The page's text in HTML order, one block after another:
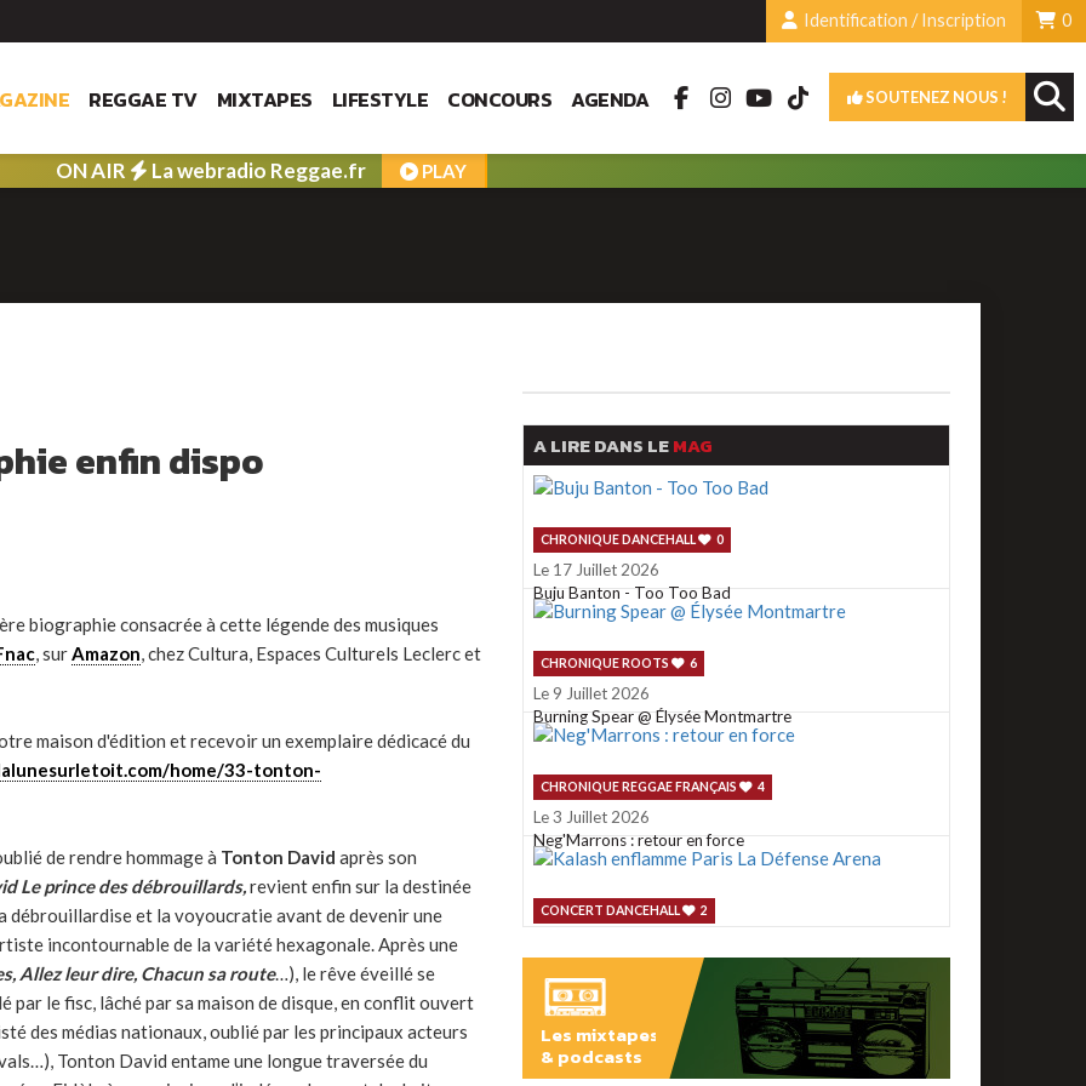
0
Identification / Inscription
REGGAE TV MIXTAPES LIFESTYLE CONCOURS AGENDA SOUTENEZ NOUS !
ON AIR La webradio Reggae.fr PLAY
enfin dispo
biographie consacrée à cette légende des musiques
, surAmazon, chez Cultura, Espaces Culturels Leclerc et
maison d'édition et recevoir un exemplaire dédicacé du
home/33-tonton-
de rendre hommage à Tonton David après son
Le prince des débrouillards,revient enfin sur la destinée
débrouillardise et la voyoucratie avant de devenir une
incontournable de la variété hexagonale. Après une
Allez leur dire, Chacun sa route…), le rêve éveillé se
le fisc, lâché par sa maison de disque, en conflit ouvert
des médias nationaux, oublié par les principaux acteurs
Tonton David entame une longue traversée du
A LIRE DANS LEMAG
CHRONIQUE DANCEHALL 0
Le 17 Juillet 2026
Buju Banton - Too Too Bad
CHRONIQUE ROOTS 6
Le 9 Juillet 2026
Burning Spear @ Élysée Montmartre
CHRONIQUE REGGAE FRANÇAIS 4
Le 3 Juillet 2026
Neg'Marrons : retour en force
CONCERT DANCEHALL 2
Kalash enflamme Paris La Défense Arena
CONCERT ROOTS
Le 29 Juin 2026
Les mixtapes
& podcasts